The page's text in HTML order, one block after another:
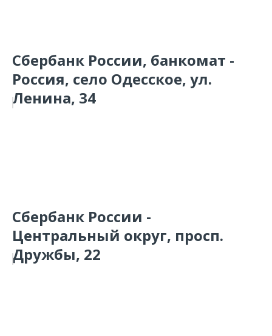
Сбербанк России, банкомат -
Россия, село Одесское, ул.
Ленина, 34
Сбербанк России -
Центральный округ, просп.
Дружбы, 22